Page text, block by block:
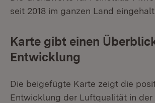
seit 2018 im ganzen Land
Karte gibt einen
Entwicklung
Die beigefügte Karte zeigt die
Entwicklung der Luftqualität in der